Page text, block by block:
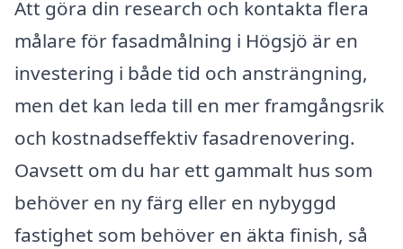
Att göra din research och kontakta flera
målare för fasadmålning i Högsjö är en
investering i både tid och ansträngning,
men det kan leda till en mer framgångsrik
och kostnadseffektiv fasadrenovering.
Oavsett om du har ett gammalt hus som
behöver en ny färg eller en nybyggd
fastighet som behöver en äkta finish, så